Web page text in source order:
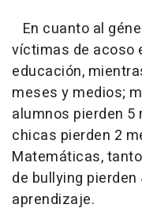
En cuanto al
víctimas de acoso
educación,
meses y medios;
alumnos pierden
chicas pierden 2
Matemáticas,
de bullying
aprendizaje.